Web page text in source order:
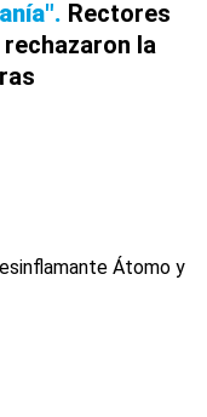
Rectores
la